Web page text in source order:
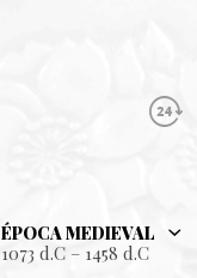
ÉPOCA MEDIEVAL
1073 d.C – 1458 d.C